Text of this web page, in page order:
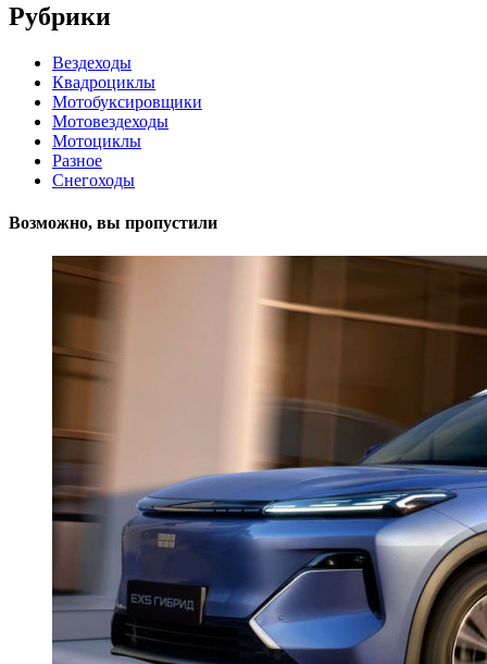
Рубрики
Вездеходы
Квадроциклы
Мотобуксировщики
Мотовездеходы
Мотоциклы
Разное
Снегоходы
Возможно, вы пропустили